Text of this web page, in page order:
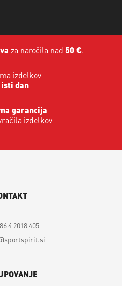
za naročila nad 50 €.
izdelkov
isti dan
garancija
izdelkov
4 2018 405
sportspirit.si